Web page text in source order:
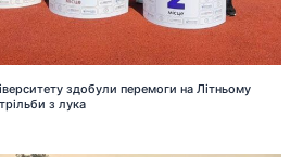
здобули перемоги на Літньому
з лука